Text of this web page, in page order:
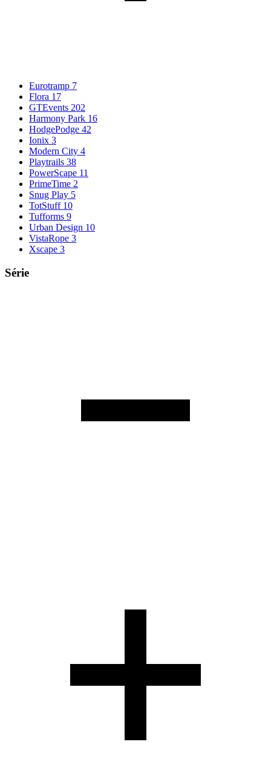
Eurotramp 7
Flora 17
GTEvents 202
Harmony Park 16
HodgePodge 42
Ionix 3
Modern City 4
Playtrails 38
PowerScape 11
PrimeTime 2
Snug Play 5
TotStuff 10
Tufforms 9
Urban Design 10
VistaRope 3
Xscape 3
Série